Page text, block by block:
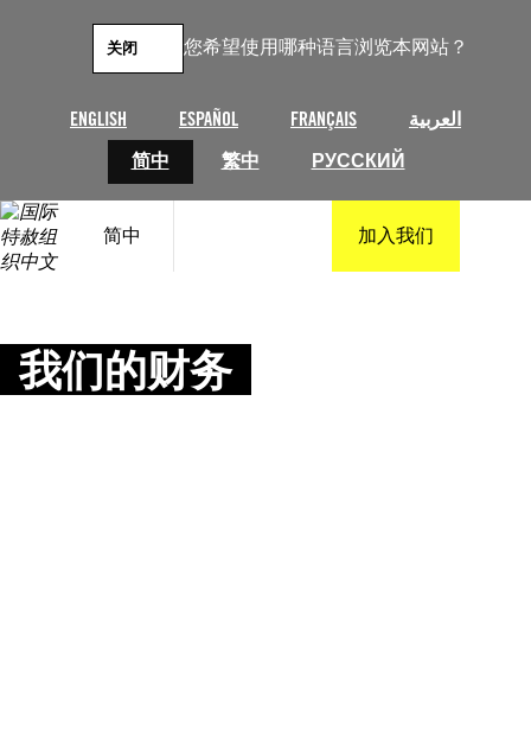
您希望使用哪种语言浏览本网站？
ENGLISH ESPAÑOL FRANÇAIS
العربية
简中
繁中 РУССКИЙ
关闭
简中 加入我们
我们的财务